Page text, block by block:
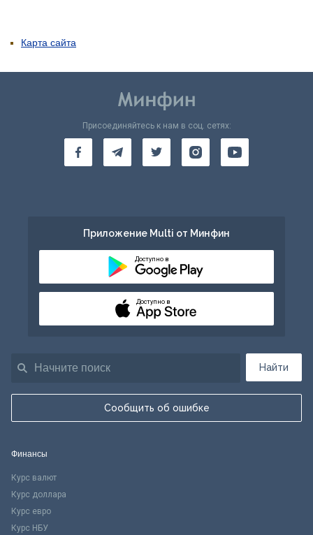
Карта сайта
Найти
Сообщить об ошибке
Присоединяйтесь к нам в соц. сетях:
Приложение Multi от Минфин
Доступно в
Доступно в
Финансы
Курс валют
Курс доллара
Курс евро
Курс НБУ